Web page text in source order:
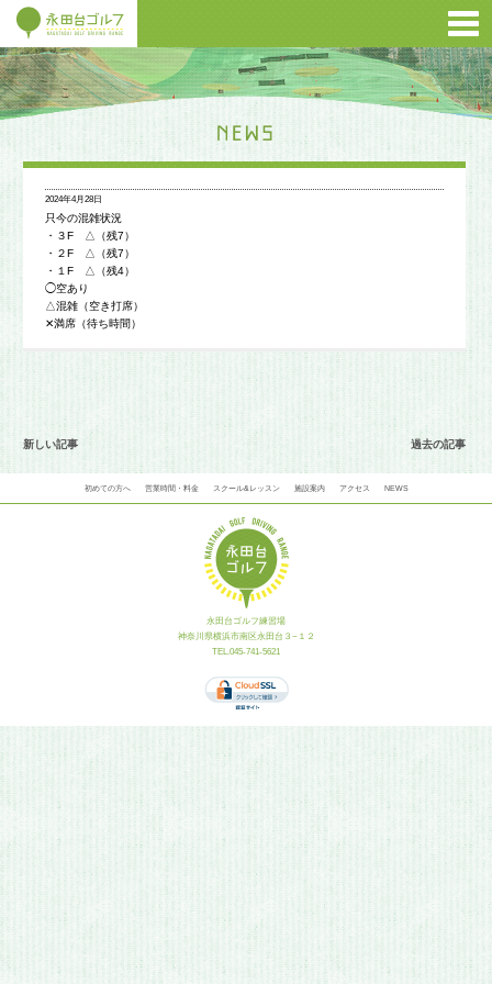
2024年4月28日
只今の混雑状況
・３F △（残7）
・２F △（残7）
・１F △（残4）
◯空あり
△混雑（空き打席）
✕満席（待ち時間）
新しい記事 過去の記事
初めての方へ 営業時間・料金 スクール&レッスン 施設案内 アクセス NEWS
永田台ゴルフ練習場
神奈川県横浜市南区永田台３−１２
TEL.045-741-5621